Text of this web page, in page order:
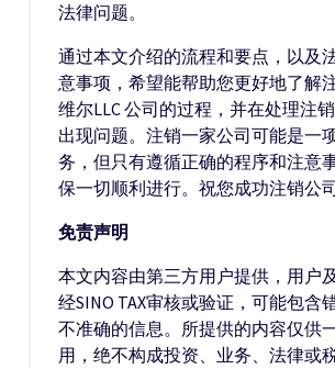
法律问题。
通过本文介绍的流程和要点，以及
意事项，希望能帮助您更好地了解
维尔LLC 公司的过程，并在处理注
出现问题。注销一家公司可能是一
务，但只有遵循正确的程序和注意
保一切顺利进行。祝您成功注销公
免责声明
本文内容由第三方用户提供，用户
经SINO TAX审核或验证，可能包含
不准确的信息。所提供的内容仅供
用，绝不构成投资、业务、法律或